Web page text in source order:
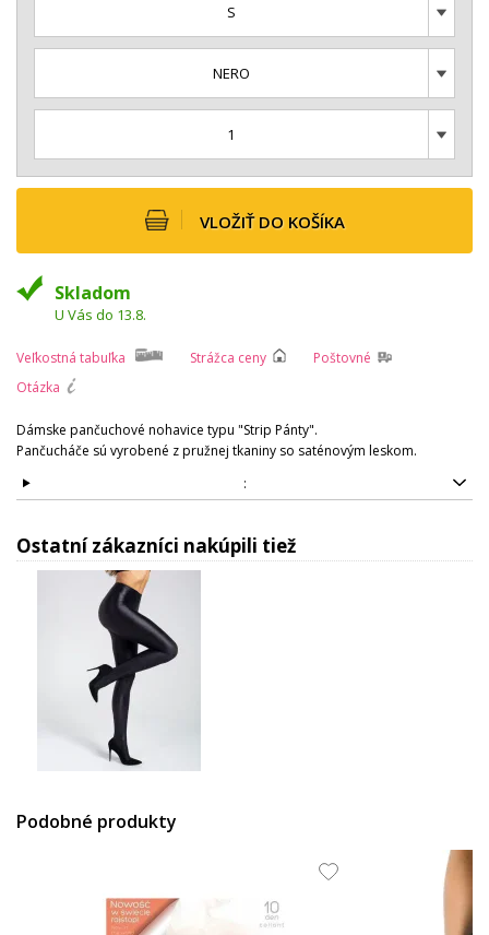
S
NERO
1
VLOŽIŤ DO KOŠÍKA
Skladom
U Vás do 13.8.
Veľkostná tabuľka Strážca ceny
Poštovné
Otázka
Dámske pančuchové nohavice typu "Strip Pánty".
Pančucháče sú vyrobené z pružnej tkaniny so saténovým leskom.
:
Ostatní zákazníci nakúpili tiež
Podobné produkty